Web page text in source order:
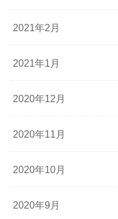
2021年2月
2021年1月
2020年12月
2020年11月
2020年10月
2020年9月